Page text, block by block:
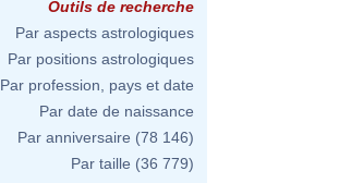
Outils de recherche
Par aspects astrologiques
Par positions astrologiques
Par profession, pays et date
Par date de naissance
Par anniversaire (78 146)
Par taille (36 779)